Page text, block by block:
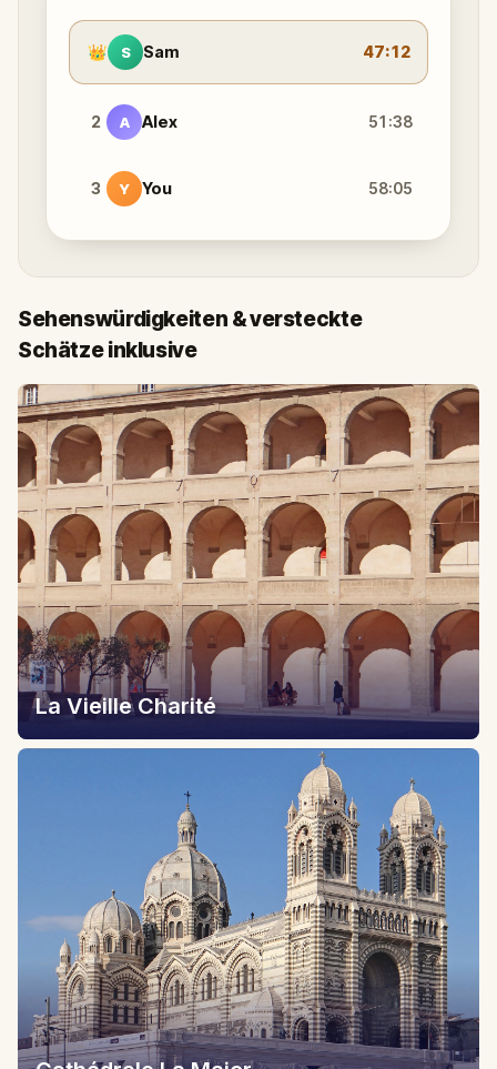
👑 S Sam 47:12
2 A Alex 51:38
3 Y You 58:05
Sehenswürdigkeiten & versteckte
Schätze inklusive
La Vieille Charité